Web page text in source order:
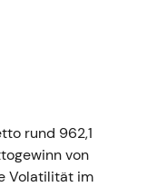
rund 962,1
von
Volatilität im